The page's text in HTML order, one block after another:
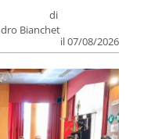
di
Bianchet
il 07/08/2026